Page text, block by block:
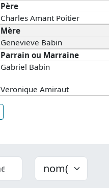
Père
Charles Amant Poitier
Mère
Genevieve Babin
Parrain ou Marraine
Gabriel Babin
Veronique Amiraut